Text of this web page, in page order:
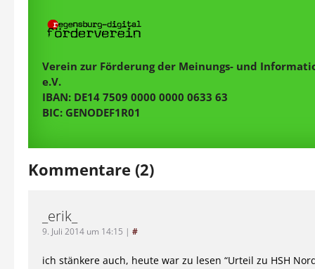
Verein zur Förderung der Meinungs- und
e.V.
IBAN: DE14 7509 0000 0000 0633 63
BIC: GENODEF1R01
Kommentare (2)
_erik_
9. Juli 2014 um 14:15 | #
ich stänkere auch, heute war zu lesen “Urteil zu HSH